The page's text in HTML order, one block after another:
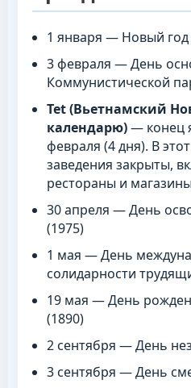
1 января — Новый год
3 февраля — День
Коммунистической
Tet (Вьетнамский
календарю)— конец
февраля (4 дня). В
заведения закрыты,
рестораны и
30 апреля — День
(1975)
1 мая — День
солидарности
19 мая — День
(1890)
2 сентября — День
3 сентября — День